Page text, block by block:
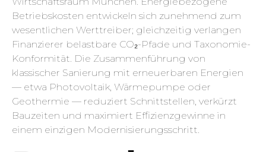
Betriebskosten entwickeln sich zunehmend zum
wesentlichen Werttreiber; gleichzeitig verlangen
Finanzierer belastbare CO₂-Pfade und Taxonomie-
Konformität. Die Zusammenführung von
klassischer Sanierung mit erneuerbaren Energien
— etwa Photovoltaik, Wärmepumpe oder
Geothermie — reduziert Schnittstellen, verkürzt
Bauzeiten und maximiert Effizienzgewinne in
einem einzigen Modernisierungsschritt.